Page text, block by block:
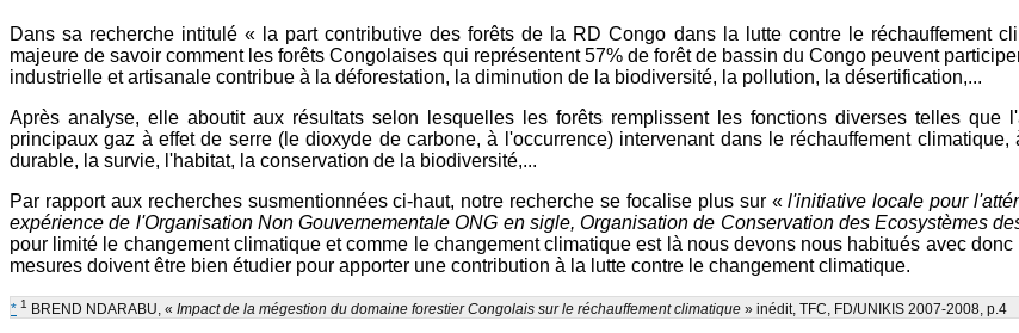
Dans sa recherche intitulé « la part contributive des forêts de la RD Congo dans la lutte contre le réchauffement
majeure de savoir comment les forêts Congolaises qui représentent 57% de forêt de bassin du Congo peuvent
industrielle et artisanale contribue à la déforestation, la diminution de la biodiversité, la pollution, la désertification,...
Après analyse, elle aboutit aux résultats selon lesquelles les forêts remplissent les fonctions diverses telles que
principaux gaz à effet de serre (le dioxyde de carbone, à l'occurrence) intervenant dans le réchauffement
durable, la survie, l'habitat, la conservation de la biodiversité,...
Par rapport aux recherches susmentionnées ci-haut, notre recherche se focalise plus sur «l'initiative locale pour
expérience de l'Organisation Non Gouvernementale ONG en sigle, Organisation de Conservation des Ecosystèmes
pour limité le changement climatique et comme le changement climatique est là nous devons nous habitués avec
mesures doivent être bien étudier pour apporter une contribution à la lutte contre le changement climatique.
* 1 BREND NDARABU, « Impact de la mégestion du domaine forestier Congolais sur le réchauffement climatique » inédit, TFC, FD/UNIKIS 2007-2008, p.4